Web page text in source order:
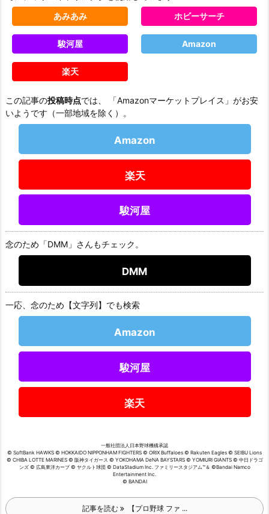
あみあみ
ホビーサーチ
駿河屋 Amazon
楽天
この記事の投稿時点では、 「Amazonマーケットプレイス」がお安
いようです（一部地域を除く）。
Amazon
楽天
駿河屋
念のため「DMM」さんもチェック。
DMM
一応、念のため【文字列】でも検索
Amazon
駿河屋
楽天
一般社団法人日本野球機構承認
© SoftBank HAWKS © HOKKAIDO NIPPONHAM FIGHTERS © ORIX Buffaloes © Rakuten Eagles © SEIBU Lions
© CHIBA LOTTE MARINES © 阪神タイガース © YOKOHAMA DeNA BAYSTARS © YOMIURI GIANTS © 中日ドラゴ
ンズ © 広島東洋カープ © ヤクルト球団 © DataStadium Inc. ファミリースタジアム™＆ ©Bandai Namco
Entertainment Inc.
© BANDAI
記事を読む 【プロ野球 ファ ...